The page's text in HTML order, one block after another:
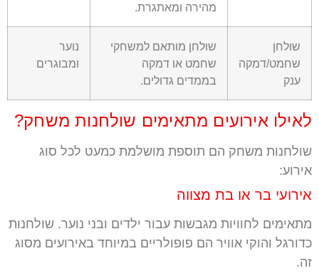
מהירה ומאתגרת.
שולחן
שחמט/דמקה
ענק
שולחן מותאם למשחקי
שחמט או דמקה
בממדים גדולים.
נוער
ומבוגרים
לאילו אירועים מתאימים שולחנות משחק?
שולחנות משחק הם תוספת מושלמת כמעט לכל סוג
אירוע:
אירועי בר או בת מצווה
מתאימים לחוויות מגבשות עבור ילדים ובני נוער. שולחנות
כדורגל והוקי אוויר הם פופולריים במיוחד באירועים מסוג
זה.